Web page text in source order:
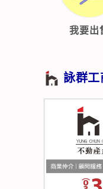
我要出
詠群